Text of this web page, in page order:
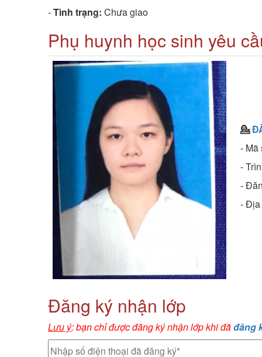
-Tình trạng: Chưa giao
Phụ huynh học sinh yêu
💁
- Mã
-
-
- Địa
Đăng ký nhận lớp
Lưu ý: bạn chỉ được đăng ký nhận lớp khi đãđăng